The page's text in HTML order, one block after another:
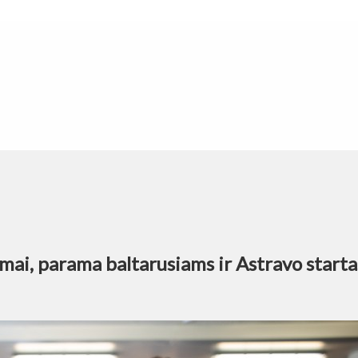
parama baltarusiams ir Astravo